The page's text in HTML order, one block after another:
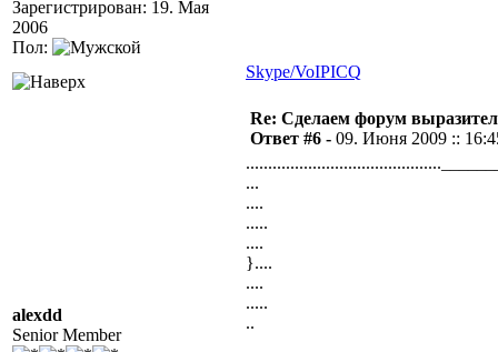
Зарегистрирован: 19. Мая
2006
Пол:
Skype/VoIPICQ
alexdd
Senior Member
Re: Сделаем форум
Ответ #6 - 09. Июня 2009 ::
...
....
.....
....
}....
....
.....
..